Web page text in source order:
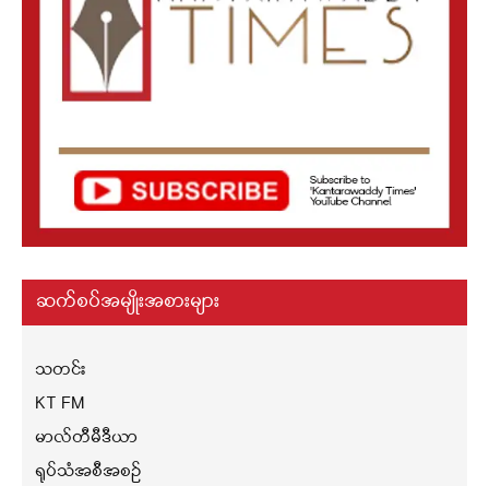
ဆက်စပ်အမျိုးအစားများ
သတင်း
KT FM
မာလ်တီမီဒီယာ
ရုပ်သံအစီအစဉ်